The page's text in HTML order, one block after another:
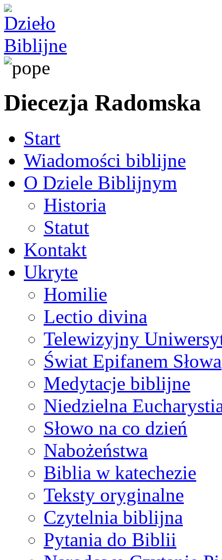
Diecezja Radomska
Start
Wiadomości biblijne
O Dziele Biblijnym
Historia
Statut
Kontakt
Ukryte
Homilie
Lectio divina
Telewizyjny
Świat Epifanem Słowa
Medytacje biblijne
Niedzielna
Słowo na co dzień
Nabożeństwa
Biblia w katechezie
Teksty oryginalne
Czytelnia biblijna
Pytania do Biblii